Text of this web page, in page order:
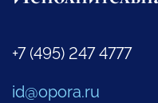
+7 (495) 247 4777
id@opora.ru